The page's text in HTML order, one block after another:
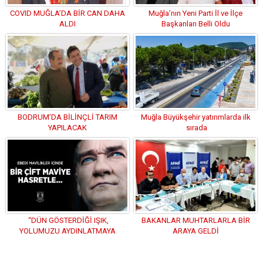
COVID MUĞLA’DA BİR CAN DAHA
ALDI
Muğla’nın Yeni Parti İl ve İlçe
Başkanları Belli Oldu
BODRUM’DA BİLİNÇLİ TARIM
YAPILACAK
Muğla Büyükşehir yatırımlarda ilk
sırada
“DÜN GÖSTERDİĞİ IŞIK,
YOLUMUZU AYDINLATMAYA
BAKANLAR MUHTARLARLA BİR
ARAYA GELDİ